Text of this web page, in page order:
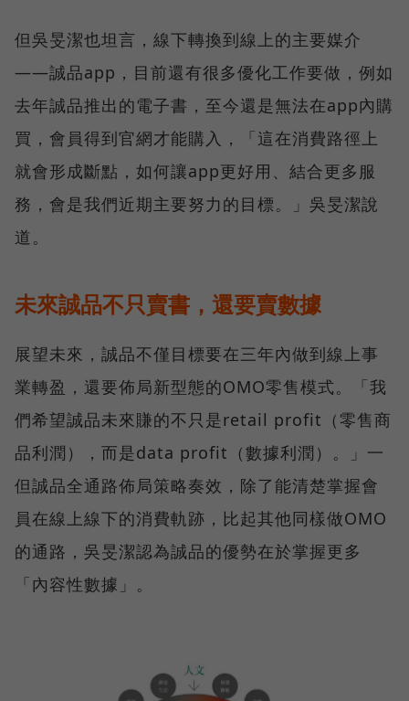
但吳旻潔也坦言，線下轉換到線上的主要媒介
——誠品app，目前還有很多優化工作要做，例如
去年誠品推出的電子書，至今還是無法在app內購
買，會員得到官網才能購入，「這在消費路徑上
就會形成斷點，如何讓app更好用、結合更多服
務，會是我們近期主要努力的目標。」吳旻潔說
道。
未來誠品不只賣書，還要賣數據
展望未來，誠品不僅目標要在三年內做到線上事
業轉盈，還要佈局新型態的OMO零售模式。「我
們希望誠品未來賺的不只是retail profit（零售商
品利潤），而是data profit（數據利潤）。」一
但誠品全通路佈局策略奏效，除了能清楚掌握會
員在線上線下的消費軌跡，比起其他同樣做OMO
的通路，吳旻潔認為誠品的優勢在於掌握更多
「內容性數據」。